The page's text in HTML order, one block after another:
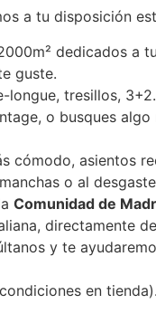
a tu disposición
dedicados a
guste.
longue, tresillos,
o busques algo
cómodo, asientos
o al
Comunidad de
directamente
y te
en tienda).